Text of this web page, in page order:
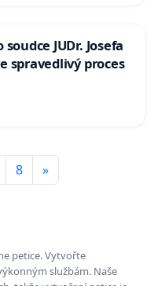
JUDr. Josefa
spravedlivý proces
8 »
petice. Vytvořte
službám. Naše